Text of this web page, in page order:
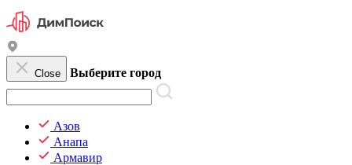
Close Выберите город
Азов
Анапа
Армавир